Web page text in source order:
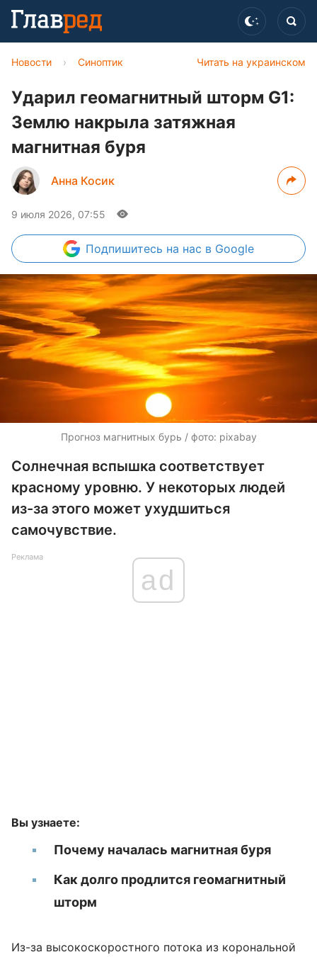
Читать на украинском
Новости › Синоптик
Ударил геомагнитный шторм G1:
Землю накрыла затяжная
магнитная буря
Анна Косик
9 июля 2026, 07:55
Подпишитесь на нас в Google
Прогноз магнитных бурь / фото: pixabay
Солнечная вспышка соответствует
красному уровню. У некоторых людей
из-за этого может ухудшиться
самочувствие.
Реклама
ad
Вы узнаете:
Почему началась магнитная буря
Как долго продлится геомагнитный
шторм
Из-за высокоскоростного потока из корональной